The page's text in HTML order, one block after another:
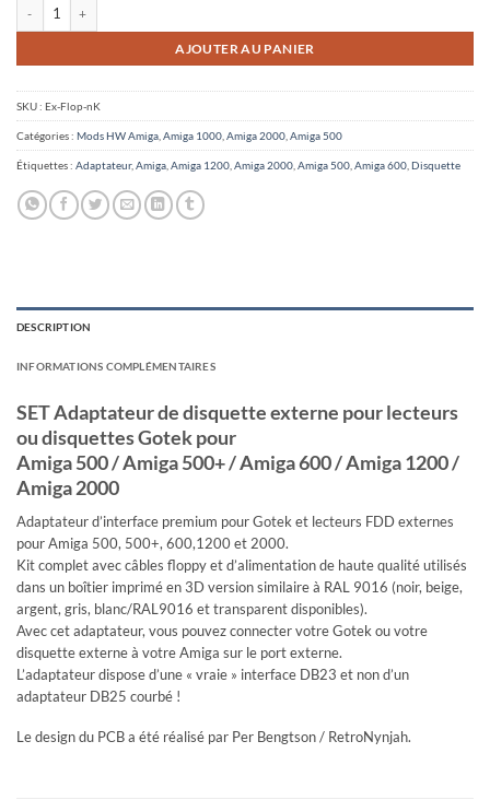
AJOUTER AU PANIER
SKU : Ex-Flop-nK
Catégories : Mods HW Amiga Amiga 1000 Amiga 2000 Amiga 500
Étiquettes : Adaptateur, Amiga Amiga 1200 Amiga 2000 Amiga 500 Amiga 600 Disquette
DESCRIPTION
INFORMATIONS COMPLÉMENTAIRES
SET Adaptateur de disquette externe pour lecteurs
ou disquettes Gotek pour
Amiga 500 / Amiga 500+ / Amiga 600 / Amiga 1200 /
Amiga 2000
Adaptateur d’interface premium pour Gotek et lecteurs FDD externes
pour Amiga 500, 500+, 600,1200 et 2000.
Kit complet avec câbles floppy et d’alimentation de haute qualité utilisés
dans un boîtier imprimé en 3D version similaire à RAL 9016 (noir, beige,
argent, gris, blanc/RAL9016 et transparent disponibles).
Avec cet adaptateur, vous pouvez connecter votre Gotek ou votre
disquette externe à votre Amiga sur le port externe.
L’adaptateur dispose d’une « vraie » interface DB23 et non d’un
adaptateur DB25 courbé !
Le design du PCB a été réalisé par Per Bengtson / RetroNynjah.